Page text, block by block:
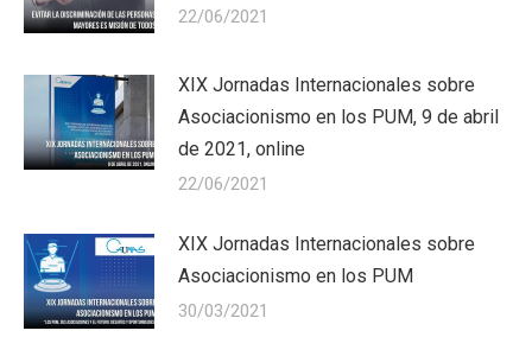
22/06/2021
XIX Jornadas Internacionales sobre
Asociacionismo en los PUM, 9 de abril
de 2021, online
22/06/2021
XIX Jornadas Internacionales sobre
Asociacionismo en los PUM
30/03/2021